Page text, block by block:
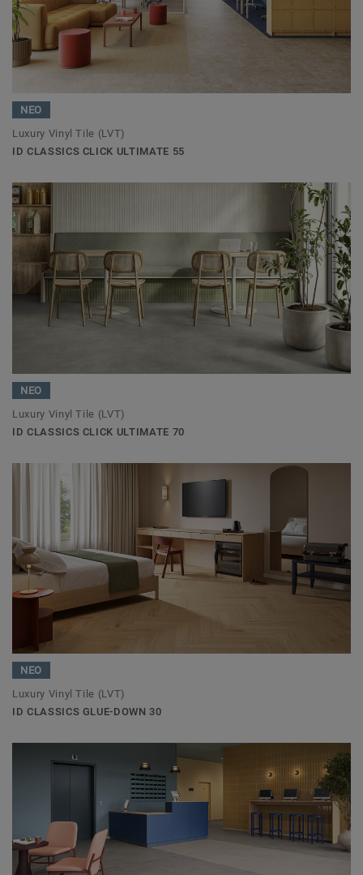
ΝΕΟ
Luxury Vinyl Tile (LVT)
ID CLASSICS CLICK ULTIMATE 55
ΝΕΟ
Luxury Vinyl Tile (LVT)
ID CLASSICS CLICK ULTIMATE 70
ΝΕΟ
Luxury Vinyl Tile (LVT)
ID CLASSICS GLUE-DOWN 30